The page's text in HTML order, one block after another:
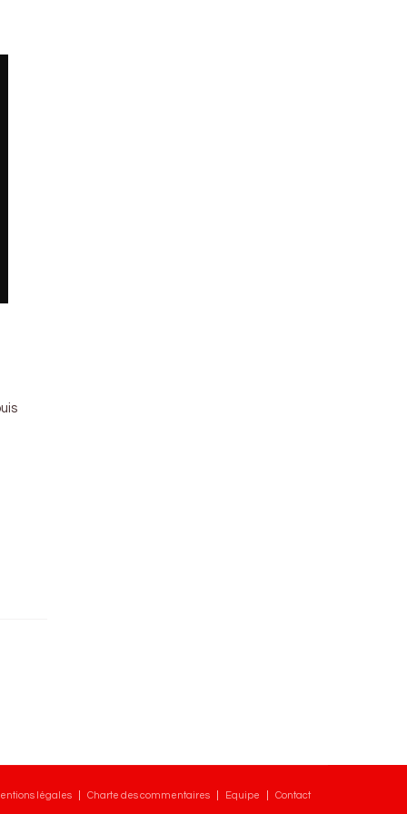
légales Charte des commentaires Equipe Contact